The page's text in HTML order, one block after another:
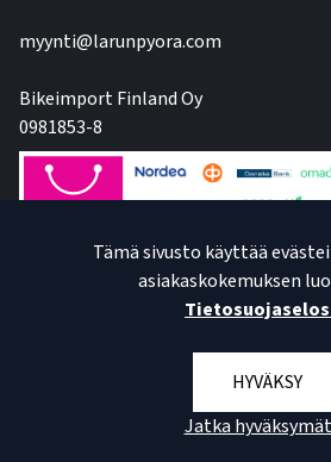
myynti@larunpyora.com
Bikeimport Finland Oy
0981853-8
Tämä sivusto käyttää
asiakaskokemuksen
HYVÄKSY
Jatka